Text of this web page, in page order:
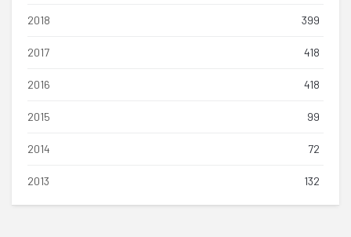
2018 399
2017 418
2016 418
2015 99
2014 72
2013 132